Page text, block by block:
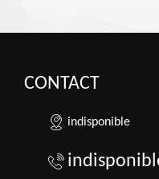
CONTACT
indisponible